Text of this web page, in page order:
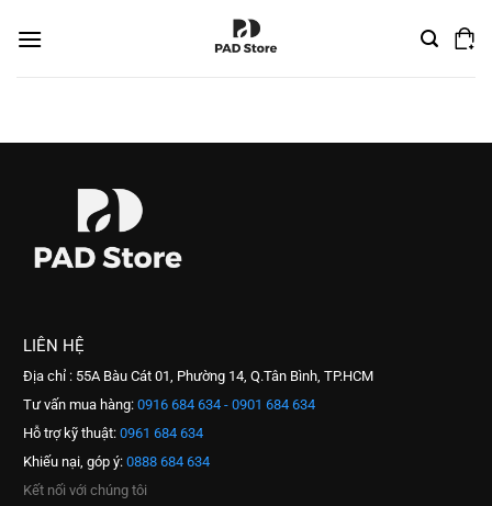
đến
LIÊN HỆ
Địa chỉ : 55A Bàu Cát 01, Phường 14, Q.Tân Bình, TP.HCM
Tư vấn mua hàng: 0916 684 634 - 0901 684 634
Hỗ trợ kỹ thuật: 0961 684 634
Khiếu nại, góp ý: 0888 684 634
Kết nối với chúng tôi